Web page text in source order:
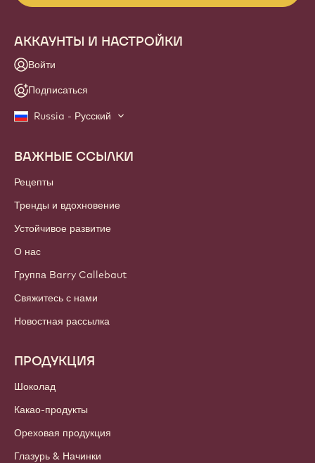
АККАУНТЫ И НАСТРОЙКИ
Войти
Подписаться
Russia - Русский
Footer
Callebaut
ВАЖНЫЕ ССЫЛКИ
Рецепты
Тренды и вдохновение
Устойчивое развитие
О нас
Группа Barry Callebaut
Свяжитесь с нами
Новостная рассылка
ПРОДУКЦИЯ
Шоколад
Какао-продукты
Ореховая продукция
Глазурь & Начинки